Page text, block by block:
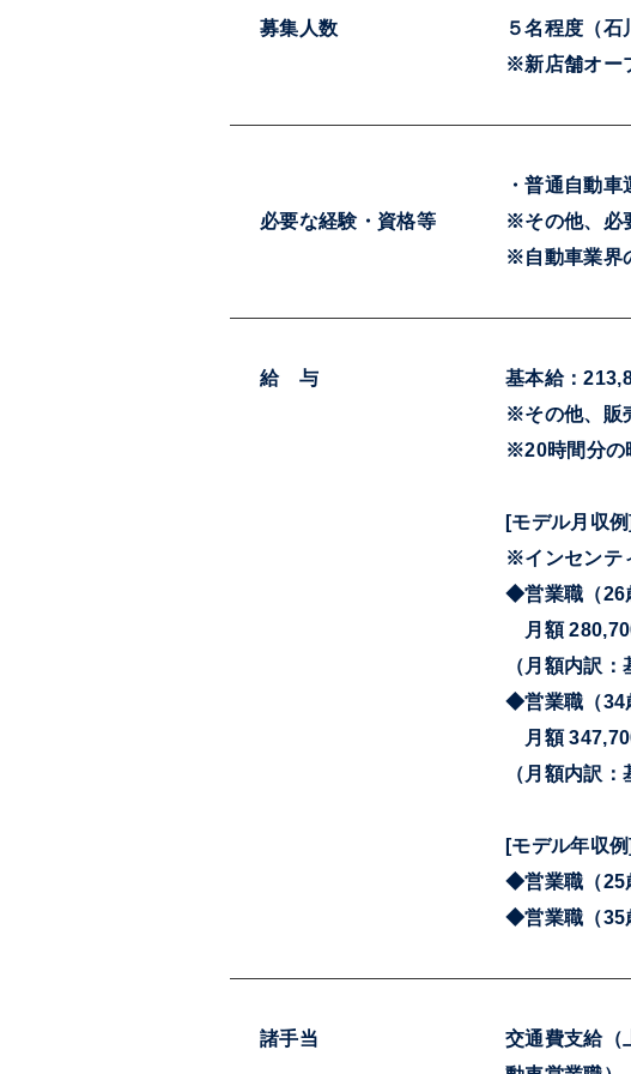
募集人数
５名程度（石
※新店舗オー
必要な経験・資格等
・普通自動車
※その他、必
※自動車業界
給 与
基本給：
※その他、販
※20時間分の
[モデル月収例]
※インセンテ
◆営業職（26
月額
（月額内訳
◆営業職（34
月額
（月額内訳
[モデル年収
◆営業職（25
◆営業職（35
諸手当
交通費支給（